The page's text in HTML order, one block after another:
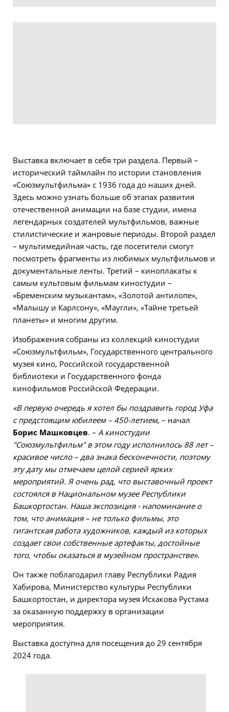
Выставка включает в себя три раздела. Первый –
исторический таймлайн по истории становления
«Союзмультфильма» с 1936 года до наших дней.
Здесь можно узнать больше об этапах развития
отечественной анимации на базе студии, имена
легендарных создателей мультфильмов, важные
стилистические и жанровые периоды. Второй раздел
– мультимедийная часть, где посетители смогут
посмотреть фрагменты из любимых мультфильмов и
документальные ленты. Третий – киноплакаты к
самым культовым фильмам киностудии –
«Бременским музыкантам», «Золотой антилопе»,
«Малышу и Карлсону», «Маугли», «Тайне третьей
планеты» и многим другим.
Изображения собраны из коллекций киностудии
«Союзмультфильм», Государственного центрального
музея кино, Российской государственной
библиотеки и Государственного фонда
кинофильмов Российской Федерации.
«В первую очередь я хотел бы поздравить город Уфа
с предстоящим юбилеем – 450-летием, – начал
Борис Машковцев. – А киностудии
"Союзмультфильм" в этом году исполнилось 88 лет –
красивое число – два знака бесконечности, поэтому
эту дату мы отмечаем целой серией ярких
мероприятий. Я очень рад, что выставочный проект
состоялся в Национальном музее Республики
Башкортостан. Наша экспозиция - напоминание о
том, что анимация – не только фильмы, это
гигантская работа художников, каждый из которых
создает свои собственные артефакты, достойные
того, чтобы оказаться в музейном пространстве».
Он также поблагодарил главу Республики Радия
Хабирова, Министерство культуры Республики
Башкортостан, и директора музея Исхакова Рустама
за оказанную поддержку в организации
мероприятия.
Выставка доступна для посещения до 29 сентября
2024 года.